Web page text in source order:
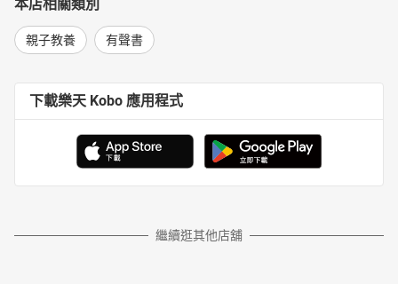
本店相關類別
親子教養 有聲書
下載樂天 Kobo 應用程式
繼續逛其他店舖